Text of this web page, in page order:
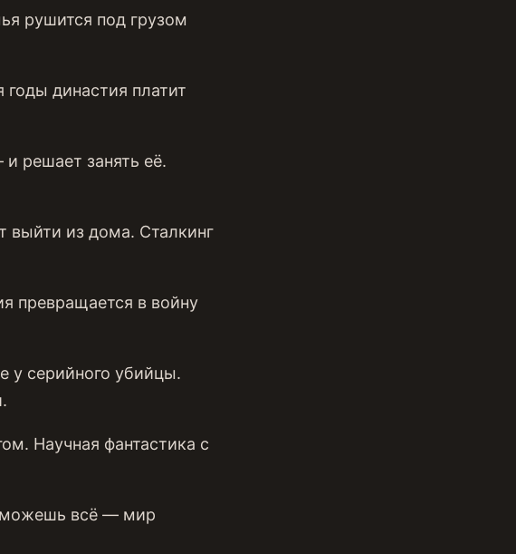
рушится под грузом
династия платит
решает занять её.
из дома. Сталкинг
превращается в войну
у серийного убийцы.
Научная фантастика с
можешь всё — мир